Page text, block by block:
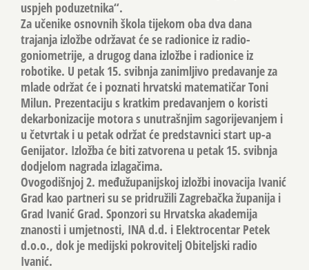
uspjeh poduzetnika“.
Za učenike osnovnih škola tijekom oba dva dana
trajanja izložbe održavat će se radionice iz radio-
goniometrije, a drugog dana izložbe i radionice iz
robotike. U petak 15. svibnja zanimljivo predavanje za
mlade održat će i poznati hrvatski matematičar Toni
Milun. Prezentaciju s kratkim predavanjem o koristi
dekarbonizacije motora s unutrašnjim sagorijevanjem i
u četvrtak i u petak održat će predstavnici start up-a
Genijator. Izložba će biti zatvorena u petak 15. svibnja
dodjelom nagrada izlagačima.
Ovogodišnjoj 2. međužupanijskoj izložbi inovacija Ivanić
Grad kao partneri su se pridružili Zagrebačka županija i
Grad Ivanić Grad. Sponzori su Hrvatska akademija
znanosti i umjetnosti, INA d.d. i Elektrocentar Petek
d.o.o., dok je medijski pokrovitelj Obiteljski radio
Ivanić.